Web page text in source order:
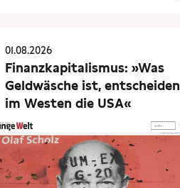
01.08.2026
Finanzkapitalismus: »Was
Geldwäsche ist, entscheiden
im Westen die USA«